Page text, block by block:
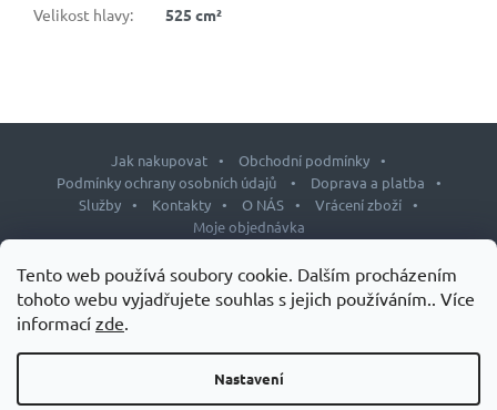
Tento web používá soubory cookie. Dalším procházením
tohoto webu vyjadřujete souhlas s jejich používáním.. Více
informací zde.
Nastavení
Velikost hlavy: 525 cm²
Jak nakupovat
Obchodní podmínky
Podmínky ochrany osobních údajů
Doprava a platba
Služby
Kontakty O NÁS
Vrácení zboží
Moje objednávka
nastavení cookies
Design šablony vytvořilShoptetak.cz